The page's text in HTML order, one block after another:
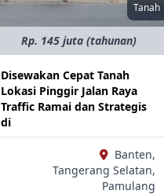
Tanah
Rp. 145 juta (tahunan)
Disewakan Cepat Tanah
Lokasi Pinggir Jalan Raya
Traffic Ramai dan Strategis
di
Banten,
Tangerang Selatan,
Pamulang